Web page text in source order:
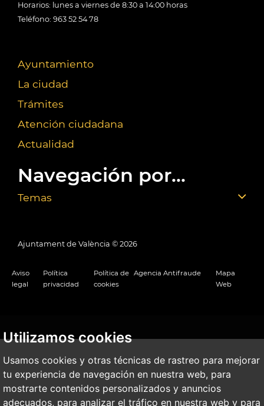
Utilizamos cookies
Usamos cookies y otras técnicas de rastreo para mejorar
tu experiencia de navegación en nuestra web, para
mostrarte contenidos personalizados y anuncios
adecuados, para analizar el tráfico en nuestra web y para
Horarios: lunes a viernes de 8:30 a 14:00 horas
Teléfono: 963 52 54 78
Ayuntamiento
La ciudad
Trámites
Atención ciudadana
Actualidad
Navegación por...
Temas
Ajuntament de València © 2026
Aviso
legal
Política
privacidad
Política de
cookies
Agencia Antifraude
Mapa
Web